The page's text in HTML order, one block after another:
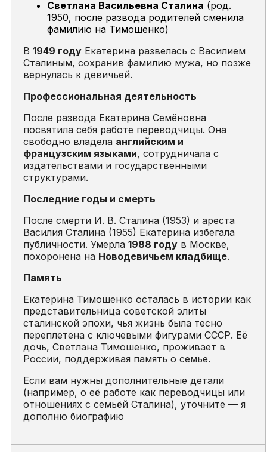
Светлана Васильевна Сталина (род.
1950, после развода родителей сменила
фамилию на Тимошенко)
В 1949 году Екатерина развелась с Василием
Сталиным, сохранив фамилию мужа, но позже
вернулась к девичьей.
Профессиональная деятельность
После развода Екатерина Семёновна
посвятила себя работе переводчицы. Она
свободно владела английским и
французским языками, сотрудничала с
издательствами и государственными
структурами.
Последние годы и смерть
После смерти И. В. Сталина (1953) и ареста
Василия Сталина (1955) Екатерина избегала
публичности. Умерла 1988 году в Москве,
похоронена на Новодевичьем кладбище.
Память
Екатерина Тимошенко осталась в истории как
представительница советской элиты
сталинской эпохи, чья жизнь была тесно
переплетена с ключевыми фигурами СССР. Её
дочь, Светлана Тимошенко, проживает в
России, поддерживая память о семье.
Если вам нужны дополнительные детали
(например, о её работе как переводчицы или
отношениях с семьёй Сталина), уточните — я
дополню биографию